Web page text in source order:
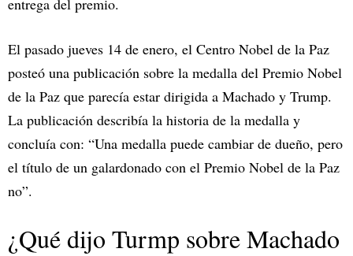
entrega del premio.
El pasado jueves 14 de enero, el Centro Nobel de la Paz
posteó una publicación sobre la medalla del Premio Nobel
de la Paz que parecía estar dirigida a Machado y Trump.
La publicación describía la historia de la medalla y
concluía con: “Una medalla puede cambiar de dueño, pero
el título de un galardonado con el Premio Nobel de la Paz
no”.
¿Qué dijo Turmp sobre Machado